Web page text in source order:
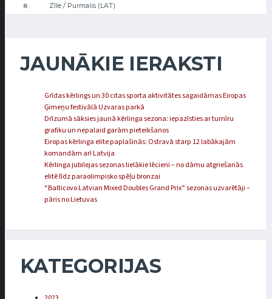
8 Zīle / Purmalis (LAT)
JAUNĀKIE IERAKSTI
Grīdas kērlings un 30 citas sporta aktivitātes sagaidāmas Eiropas
Ģimeņu festivālā Uzvaras parkā
Drīzumā sāksies jaunā kērlinga sezona: iepazīsties ar turnīru
grafiku un nepalaid garām pieteikšanos
Eiropas kērlinga elite paplašinās: Ostravā starp 12 labākajām
komandām arī Latvija
Kērlinga jubilejas sezonas lielākie lēcieni – no dāmu atgriešanās
elitē līdz paraolimpisko spēļu bronzai
“Balticovo Latvian Mixed Doubles Grand Prix” sezonas uzvarētāji –
pāris no Lietuvas
KATEGORIJAS